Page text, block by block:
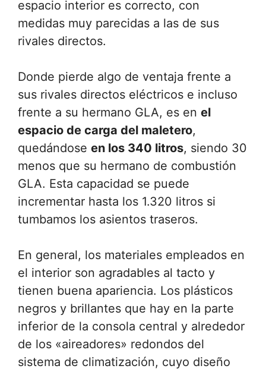
espacio interior es correcto, con
medidas muy parecidas a las de sus
rivales directos.
Donde pierde algo de ventaja frente a
sus rivales directos eléctricos e incluso
frente a su hermano GLA, es en el
espacio de carga del maletero,
quedándose en los 340 litros, siendo 30
menos que su hermano de combustión
GLA. Esta capacidad se puede
incrementar hasta los 1.320 litros si
tumbamos los asientos traseros.
En general, los materiales empleados en
el interior son agradables al tacto y
tienen buena apariencia. Los plásticos
negros y brillantes que hay en la parte
inferior de la consola central y alrededor
de los «aireadores» redondos del
sistema de climatización, cuyo diseño